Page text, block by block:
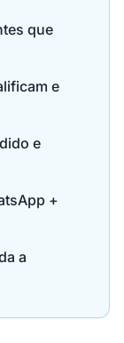
que
e
e
+
a